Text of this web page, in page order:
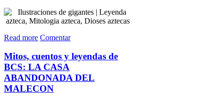
Read more Comentar
Mitos, cuentos y leyendas de
BCS: LA CASA
ABANDONADA DEL
MALECON